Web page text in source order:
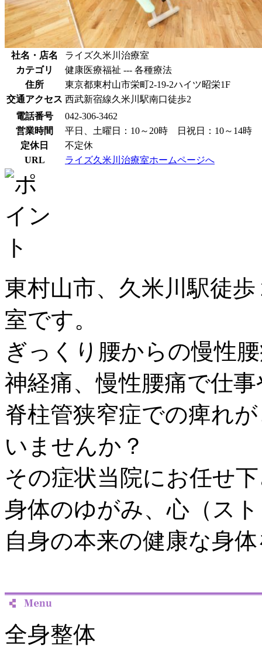
社名・店名
ライズ久米川治療室
カテゴリ
健康医療福祉 --- 各種療法
住所
東京都東村山市栄町2-19-2ハイツ昭栄1F
交通アクセス 西武新宿線久米川駅南口徒歩2
電話番号
042-306-3462
営業時間
平日、土曜日：10～20時 日祝日：10～14時
定休日
不定休
URL
ライズ久米川治療室ホームページへ
東村山市、久米川駅徒
室です。
ぎっくり腰からの慢性
神経痛、慢性腰痛で仕
脊柱管狭窄症での痺れ
いませんか？
その症状当院にお任せ
身体のゆがみ、心（ス
自身の本来の健康な身
全身整体